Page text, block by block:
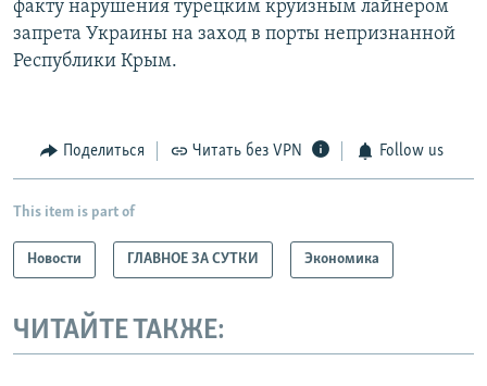
факту нарушения турецким круизным лайнером
запрета Украины на заход в порты непризнанной
Республики Крым.
Поделиться Читать без VPN Follow us
This item is part of
Новости ГЛАВНОЕ ЗА СУТКИ Экономика
ЧИТАЙТЕ ТАКЖЕ: